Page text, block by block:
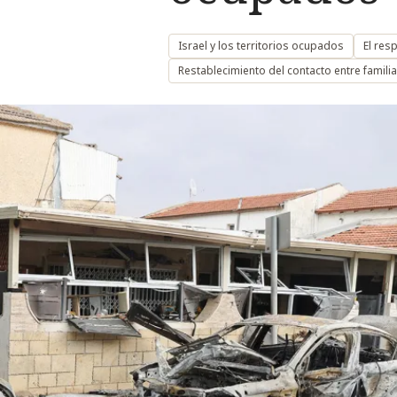
Israel y los territorios ocupados
El
Restablecimiento del contacto entre